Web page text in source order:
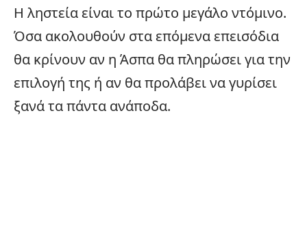
Η ληστεία είναι το πρώτο μεγάλο ντόμινο.
Όσα ακολουθούν στα επόμενα επεισόδια
θα κρίνουν αν η Άσπα θα πληρώσει για την
επιλογή της ή αν θα προλάβει να γυρίσει
ξανά τα πάντα ανάποδα.